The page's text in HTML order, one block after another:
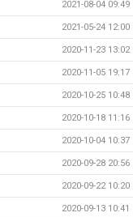
2021-08-04 09:49
2021-05-24 12:00
2020-11-23 13:02
2020-11-05 19:17
2020-10-25 10:48
2020-10-18 11:16
2020-10-04 10:37
2020-09-28 20:56
2020-09-22 10:20
2020-09-13 10:41